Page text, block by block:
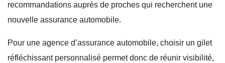
recommandations auprès de proches qui recherchent une
nouvelle assurance automobile.
Pour une agence d’assurance automobile, choisir un gilet
réfléchissant personnalisé permet donc de réunir visibilité,